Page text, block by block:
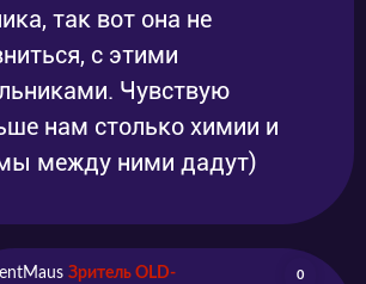
так вот она не
с этими
Чувствую
нам столько химии и
между ними дадут)
Зритель OLD-
0